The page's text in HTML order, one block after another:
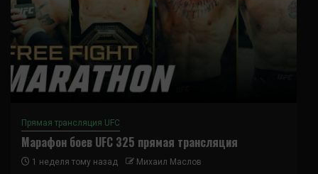
Прямая трансляция UFC
Марафон боев UFC 325 прямая трансляция
1 неделя тому назад Михаил Маслов